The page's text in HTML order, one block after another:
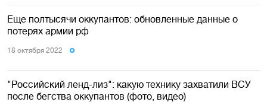
Еще полтысячи оккупантов: обновленные данные о
потерях армии рф
18 октября 2022
"Российский ленд-лиз": какую технику захватили ВСУ
после бегства оккупантов (фото, видео)